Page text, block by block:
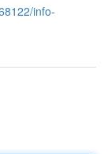
info-